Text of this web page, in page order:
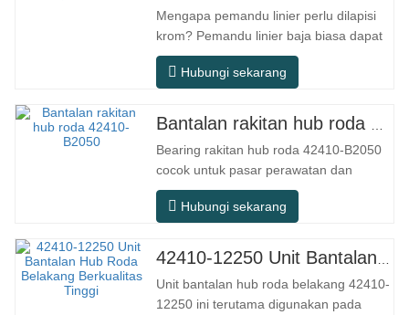
Mengapa pemandu linier perlu dilapisi
krom? Pemandu linier baja biasa dapat
memenuhi kebutuhan operasional dasar
di lingkungan kering dalam ruangan
penggunaan praktis seperti peralatan
peralatan luar ruangan, bengkel
pemrosesan…
Hubungi sekarang
Bearing rakitan hub roda 42410-B2050
cocok untuk pasar perawatan dan
penggantian suku cadang otomotif
purna jual, memenuhi persyaratan
hari, berkendara jarak jauh, dan kondisi
OEM. TIDAK.Lainnya. Aplikasi 513104
F2AC…
Hubungi sekarang
Unit bantalan hub roda belakang 42410-
12250 ini terutama digunakan pada